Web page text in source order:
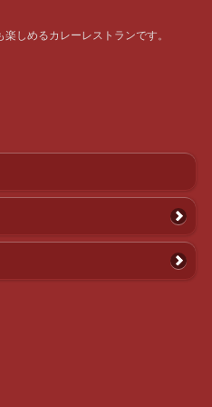
しめるカレーレストランです。